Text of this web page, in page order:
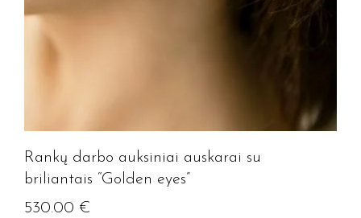
Rankų darbo auksiniai auskarai su
briliantais “Golden eyes”
530.00 €